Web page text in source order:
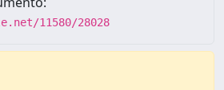
11580/28028